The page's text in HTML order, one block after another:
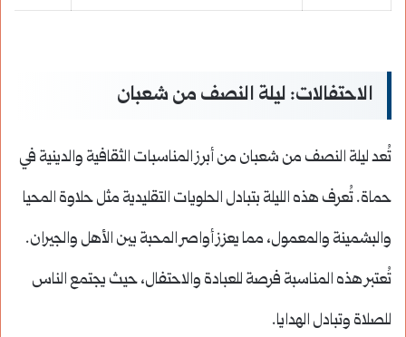
الاحتفالات: ليلة النصف من شعبان
تُعد ليلة النصف من شعبان من أبرز المناسبات الثقافية والدينية في
حماة. تُعرف هذه الليلة بتبادل الحلويات التقليدية مثل حلاوة المحيا
والبشمينة والمعمول، مما يعزز أواصر المحبة بين الأهل والجيران.
تُعتبر هذه المناسبة فرصة للعبادة والاحتفال، حيث يجتمع الناس
للصلاة وتبادل الهدايا.